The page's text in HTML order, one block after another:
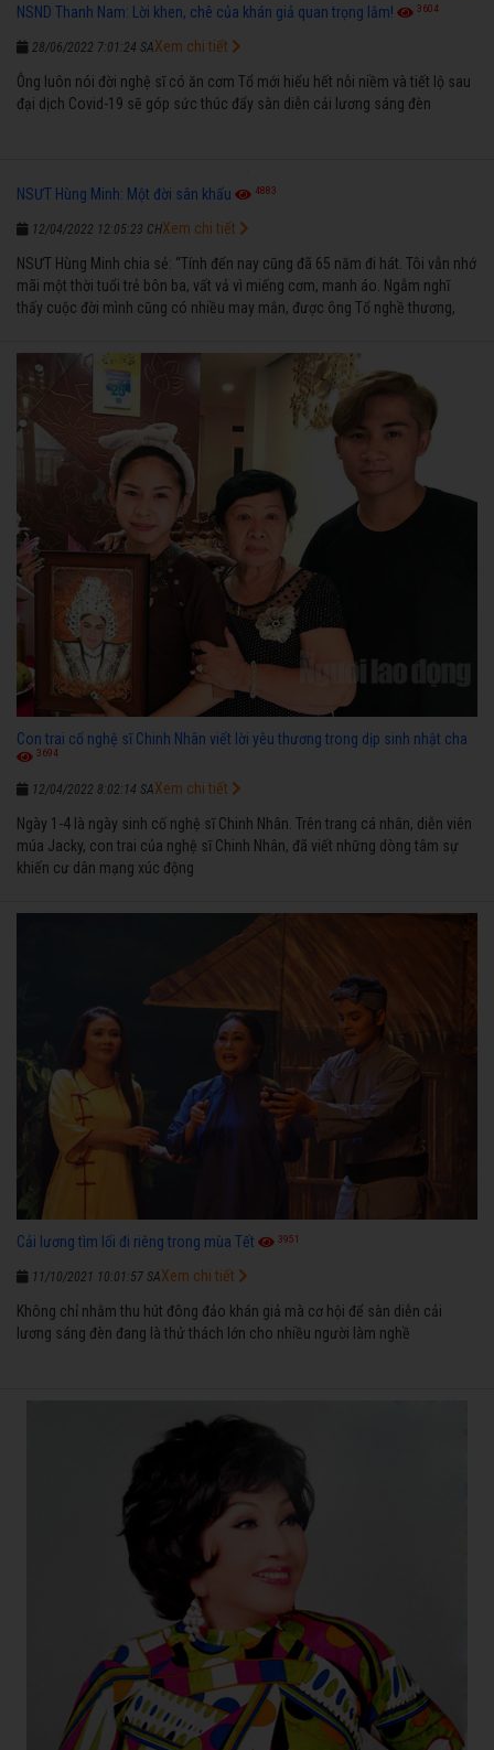
NSND Thanh Nam: Lời khen, chê của khán giả quan trọng lắm! 3604
28/06/2022 7:01:24 SA
Ông luôn nói đời nghệ sĩ có ăn cơm Tổ mới hiểu hết nỗi niềm và tiết lộ sau
đại dịch Covid-19 sẽ góp sức thúc đẩy sàn diễn cải lương sáng đèn
Xem chi tiết
NSƯT Hùng Minh: Một đời sân khấu 4883
12/04/2022 12:05:23 CH
NSƯT Hùng Minh chia sẻ: “Tính đến nay cũng đã 65 năm đi hát. Tôi vẫn nhớ
mãi một thời tuổi trẻ bôn ba, vất vả vì miếng cơm, manh áo. Ngẫm nghĩ
thấy cuộc đời mình cũng có nhiều may mắn, được ông Tổ nghề thương,
ngược nhận được những cơ may để từng bước thành danh với nghiệp ca
diễn”.
Xem chi tiết
Con trai cố nghệ sĩ Chinh Nhân viết lời yêu thương trong dịp sinh nhật cha
3694
12/04/2022 8:02:14 SA
Ngày 1-4 là ngày sinh cố nghệ sĩ Chinh Nhân. Trên trang cá nhân, diễn viên
múa Jacky, con trai của nghệ sĩ Chinh Nhân, đã viết những dòng tâm sự
khiến cư dân mạng xúc động
Xem chi tiết
Cải lương tìm lối đi riêng trong mùa Tết 3951
11/10/2021 10:01:57 SA
Không chỉ nhằm thu hút đông đảo khán giả mà cơ hội để sàn diễn cải
lương sáng đèn đang là thử thách lớn cho nhiều người làm nghề
Xem chi tiết